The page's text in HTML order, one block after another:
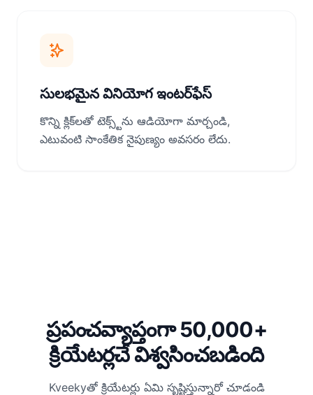
సులభమైన వినియోగ ఇంటర్‌ఫేస్
కొన్ని క్లిక్‌లతో టెక్స్ట్‌ను ఆడియోగా మార్చండి,
ఎటువంటి సాంకేతిక నైపుణ్యం అవసరం లేదు.
ప్రపంచవ్యాప్తంగా 50,000+
క్రియేటర్లచే విశ్వసించబడింది
Kveekyతో క్రియేటర్లు ఏమి సృష్టిస్తున్నారో చూడండి